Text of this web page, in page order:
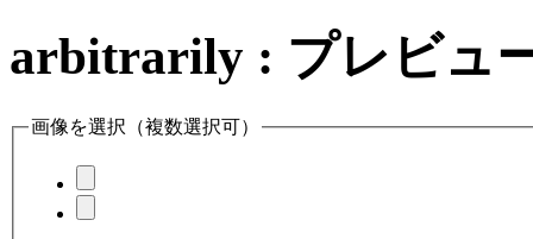
arbitrarily : プレビュ
画像を選択（複数選択可）